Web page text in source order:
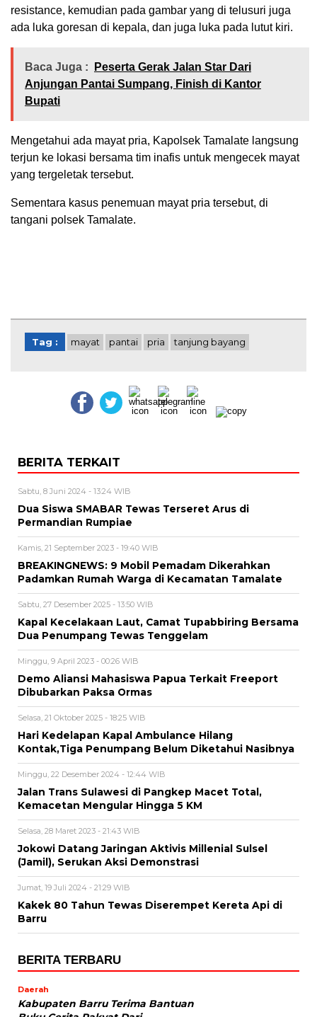
resistance, kemudian pada gambar yang di telusuri juga
ada luka goresan di kepala, dan juga luka pada lutut kiri.
Baca Juga :
Peserta Gerak Jalan Star Dari
Anjungan Pantai Sumpang, Finish di Kantor
Bupati
Mengetahui ada mayat pria, Kapolsek Tamalate langsung
terjun ke lokasi bersama tim inafis untuk mengecek mayat
yang tergeletak tersebut.
Sementara kasus penemuan mayat pria tersebut, di
tangani polsek Tamalate.
Tag : mayat pantai pria tanjung bayang
BERITA TERKAIT
Sabtu, 8 Juni 2024 - 13:24 WIB
Dua Siswa SMABAR Tewas Terseret Arus di
Permandian Rumpiae
Kamis, 21 September 2023 - 19:40 WIB
BREAKINGNEWS: 9 Mobil Pemadam Dikerahkan
Padamkan Rumah Warga di Kecamatan Tamalate
Sabtu, 27 Desember 2025 - 13:50 WIB
Kapal Kecelakaan Laut, Camat Tupabbiring Bersama
Dua Penumpang Tewas Tenggelam
Minggu, 9 April 2023 - 00:26 WIB
Demo Aliansi Mahasiswa Papua Terkait Freeport
Dibubarkan Paksa Ormas
Selasa, 21 Oktober 2025 - 18:25 WIB
Hari Kedelapan Kapal Ambulance Hilang
Kontak,Tiga Penumpang Belum Diketahui Nasibnya
Minggu, 22 Desember 2024 - 12:44 WIB
Jalan Trans Sulawesi di Pangkep Macet Total,
Kemacetan Mengular Hingga 5 KM
Selasa, 28 Maret 2023 - 21:43 WIB
Jokowi Datang Jaringan Aktivis Millenial Sulsel
(Jamil), Serukan Aksi Demonstrasi
Jumat, 19 Juli 2024 - 21:29 WIB
Kakek 80 Tahun Tewas Diserempet Kereta Api di
Barru
BERITA TERBARU
Daerah
Kabupaten Barru Terima Bantuan